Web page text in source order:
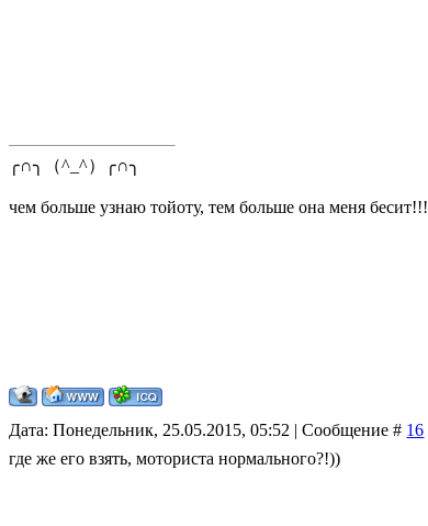
╭∩╮（^_^）╭∩╮
чем больше узнаю тойоту, тем больше она меня бесит!!!
Дата: Понедельник, 25.05.2015, 05:52 | Сообщение # 16
где же его взять, моториста нормального?!))